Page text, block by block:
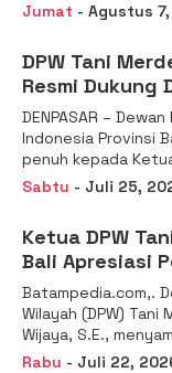
Jumat - Agustus
DPW Tani
Resmi Dukung
Wakil Menteri
DENPASAR –
Indonesia Provinsi
penuh kepada
Sabtu - Juli 25,
Ketua DPW
Bali Apresiasi
sebagai
Batampedia.com,.
Wilayah (DPW)
Wijaya, S.E.,
Rabu - Juli 22,